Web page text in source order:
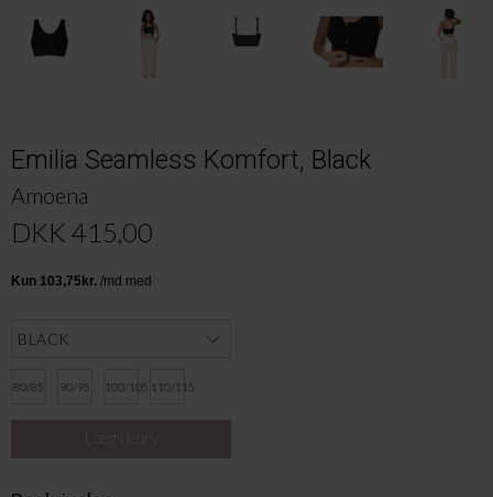
Emilia Seamless Komfort, Black
Amoena
DKK 415,00
80/85 90/95 100/105 110/115